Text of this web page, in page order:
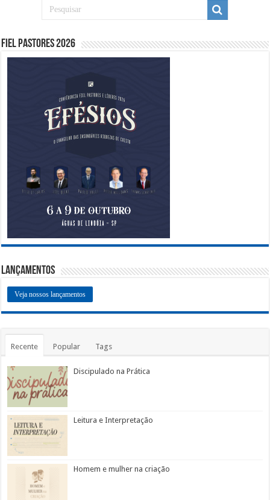
Fiel Pastores 2026
Lançamentos
Veja nossos lançamentos
Recente Popular Tags
Discipulado na Prática
Leitura e Interpretação
Homem e mulher na criação